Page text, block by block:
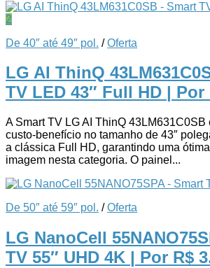
2
De 40″ até 49″ pol. /Oferta
LG AI ThinQ
TV LED 43″ Full HD | Por
A Smart TV LG AI ThinQ 43LM631C0SB
custo-benefício no tamanho de 43″
a clássica Full HD, garantindo uma
imagem nesta categoria. O painel...
De 50″ até 59″ pol. /Oferta
LG NanoCell
TV 55″ UHD 4K | Por R$